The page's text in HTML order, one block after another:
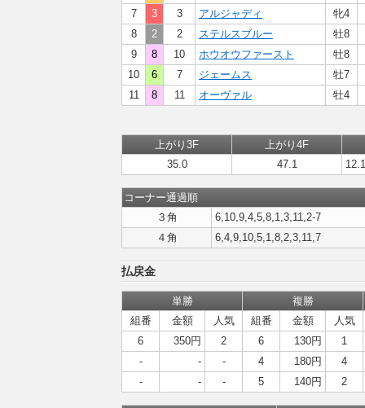
7
3 3 アルジャディ 牝4
8
2 2 ステルスブルー 牡8
9
8 10 ホウオウファースト 牡8
10
6 7 ジェームス 牡7
11
8 11 オーヴァル 牡4
上がり3F
上がり4F
35.0
47.1
コーナー通過順
３角
6,10,9,4,5,8,1,3,11,2-7
４角
6,4,9,10,5,1,8,2,3,11,7
払戻金
単勝
複勝
組番
金額 人気 組番 金額
人気
6
350円 2 6 130円
1
-
- - 4 180円
4
-
- - 5 140円 2